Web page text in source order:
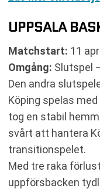
UPPSALA
Matchstart: 11
Omgång: Slutspel
Den andra
Köping spelas
tog en stabil
svårt att hantera
transitionspelet.
Med tre raka
uppförsbacken